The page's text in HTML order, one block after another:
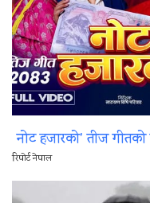
नोट हजारको’ तीज
रिपोर्ट नेपाल